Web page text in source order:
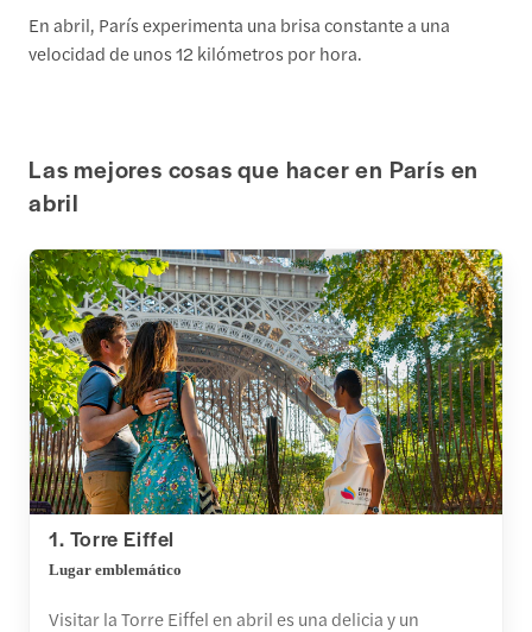
En abril, París experimenta una brisa constante a una
velocidad de unos 12 kilómetros por hora.
Las mejores cosas que hacer en París en
abril
1. Torre Eiffel
Lugar emblemático
Visitar la Torre Eiffel en abril es una delicia y un